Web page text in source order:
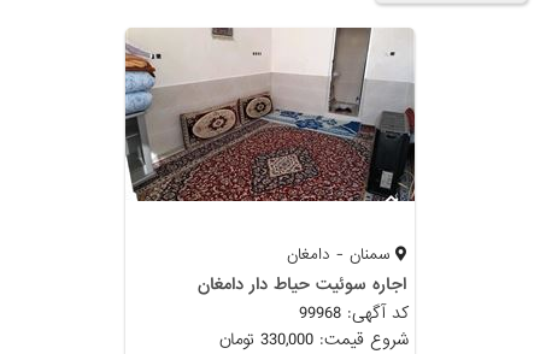
سمنان - دامغان
اجاره سوئیت حیاط دار دامغان
کد آگهی: 99968
شروع قیمت: 330,000 تومان